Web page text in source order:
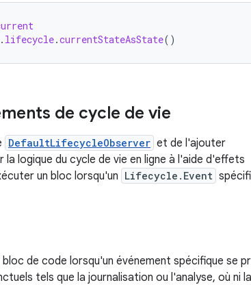
. lifecycle.currentStateAsState()
de cycle de vie
DefaultLifecycleObserver et de l'ajouter
logique du cycle de vie en ligne à l'aide d'effets
un bloc lorsqu'un Lifecycle.Event
de code lorsqu'un événement spécifique se
tels que la journalisation ou l'analyse, où ni la